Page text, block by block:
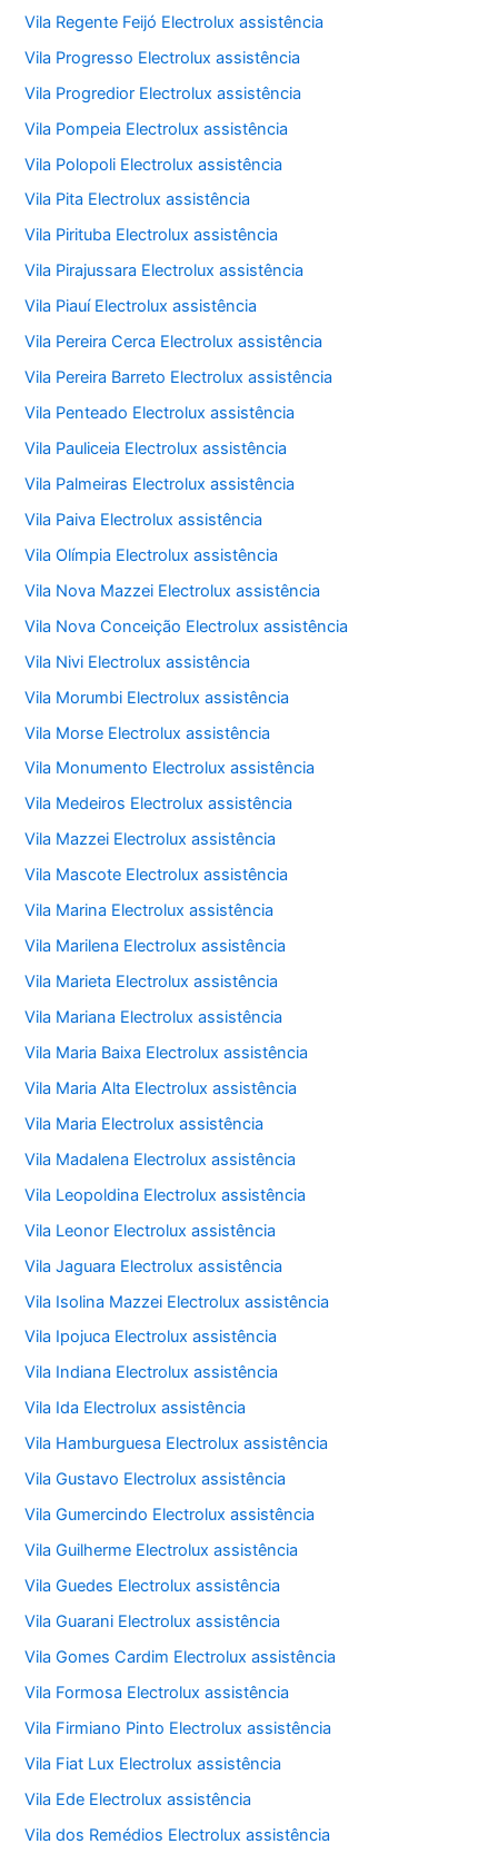
Vila Regente Feijó Electrolux assistência
Vila Progresso Electrolux assistência
Vila Progredior Electrolux assistência
Vila Pompeia Electrolux assistência
Vila Polopoli Electrolux assistência
Vila Pita Electrolux assistência
Vila Pirituba Electrolux assistência
Vila Pirajussara Electrolux assistência
Vila Piauí Electrolux assistência
Vila Pereira Cerca Electrolux assistência
Vila Pereira Barreto Electrolux assistência
Vila Penteado Electrolux assistência
Vila Pauliceia Electrolux assistência
Vila Palmeiras Electrolux assistência
Vila Paiva Electrolux assistência
Vila Olímpia Electrolux assistência
Vila Nova Mazzei Electrolux assistência
Vila Nova Conceição Electrolux assistência
Vila Nivi Electrolux assistência
Vila Morumbi Electrolux assistência
Vila Morse Electrolux assistência
Vila Monumento Electrolux assistência
Vila Medeiros Electrolux assistência
Vila Mazzei Electrolux assistência
Vila Mascote Electrolux assistência
Vila Marina Electrolux assistência
Vila Marilena Electrolux assistência
Vila Marieta Electrolux assistência
Vila Mariana Electrolux assistência
Vila Maria Baixa Electrolux assistência
Vila Maria Alta Electrolux assistência
Vila Maria Electrolux assistência
Vila Madalena Electrolux assistência
Vila Leopoldina Electrolux assistência
Vila Leonor Electrolux assistência
Vila Jaguara Electrolux assistência
Vila Isolina Mazzei Electrolux assistência
Vila Ipojuca Electrolux assistência
Vila Indiana Electrolux assistência
Vila Ida Electrolux assistência
Vila Hamburguesa Electrolux assistência
Vila Gustavo Electrolux assistência
Vila Gumercindo Electrolux assistência
Vila Guilherme Electrolux assistência
Vila Guedes Electrolux assistência
Vila Guarani Electrolux assistência
Vila Gomes Cardim Electrolux assistência
Vila Formosa Electrolux assistência
Vila Firmiano Pinto Electrolux assistência
Vila Fiat Lux Electrolux assistência
Vila Ede Electrolux assistência
Vila dos Remédios Electrolux assistência